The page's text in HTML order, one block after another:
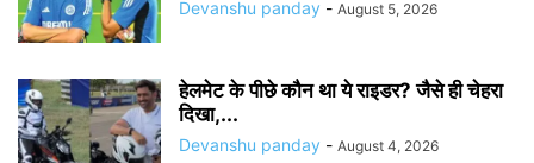
Devanshu panday - August 5, 2026
हेलमेट के पीछे कौन था ये राइडर? जैसे ही चेहरा
दिखा,...
Devanshu panday - August 4, 2026